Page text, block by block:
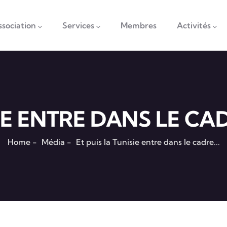
Services Membres Activités
ENTRE DANS LE
Home - Média - Et puis la Tunisie entre dans le cadre...